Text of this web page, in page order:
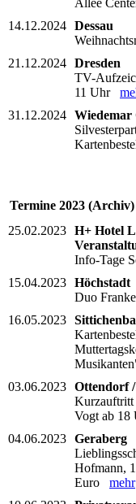
Allee
14.12.2024 Dessau
21.12.2024 Dresden
TV-
11 Uhr
31.12.2024 Wiedemar
Termine 2023 (Archiv)
25.02.2023 H+ Hotel
Info-Tage
15.04.2023 Höchstadt
Duo
16.05.2023
03.06.2023 Ottendorf
Kurzauftritt
Vogt ab
04.06.2023 Geraberg
Hofmann,
Euro mehr